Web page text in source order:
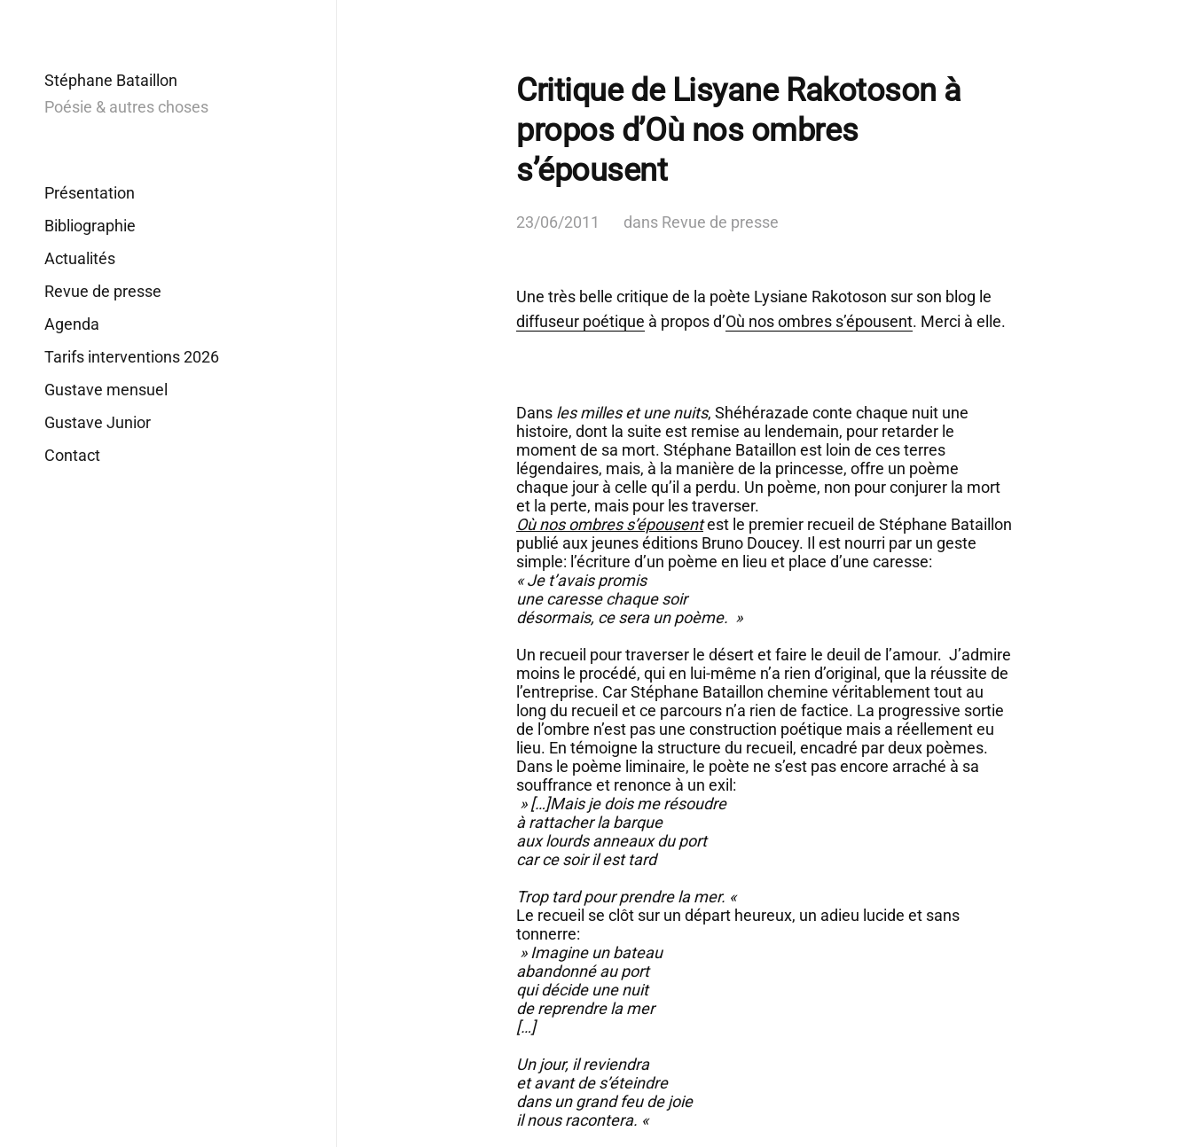
Stéphane Bataillon
Poésie & autres choses
Présentation
Bibliographie
Actualités
Revue de presse
Agenda
Tarifs interventions 2026
Gustave mensuel
Gustave Junior
Contact
Critique de Lisyane Rakotoson à
propos d’Où nos ombres
s’épousent
23/06/2011 dans Revue de presse
Une très belle critique de la poète Lysiane Rakotoson sur son blog le
diffuseur poétique à propos d’Où nos ombres s’épousent. Merci à elle.
Dans les milles et une nuits, Shéhérazade conte chaque nuit une
histoire, dont la suite est remise au lendemain, pour retarder le
moment de sa mort. Stéphane Bataillon est loin de ces terres
légendaires, mais, à la manière de la princesse, offre un poème
chaque jour à celle qu’il a perdu. Un poème, non pour conjurer la mort
et la perte, mais pour les traverser.
Où nos ombres s’épousentest le premier recueil de Stéphane Bataillon
publié aux jeunes éditions Bruno Doucey. Il est nourri par un geste
simple: l’écriture d’un poème en lieu et place d’une caresse:
« Je t’avais promis
une caresse chaque soir
désormais, ce sera un poème. »
Un recueil pour traverser le désert et faire le deuil de l’amour. J’admire
moins le procédé, qui en lui-même n’a rien d’original, que la réussite de
l’entreprise. Car Stéphane Bataillon chemine véritablement tout au
long du recueil et ce parcours n’a rien de factice. La progressive sortie
de l’ombre n’est pas une construction poétique mais a réellement eu
lieu. En témoigne la structure du recueil, encadré par deux poèmes.
Dans le poème liminaire, le poète ne s’est pas encore arraché à sa
souffrance et renonce à un exil:
» […]Mais je dois me résoudre
à rattacher la barque
aux lourds anneaux du port
car ce soir il est tard
Trop tard pour prendre la mer. «
Le recueil se clôt sur un départ heureux, un adieu lucide et sans
tonnerre:
» Imagine un bateau
abandonné au port
qui décide une nuit
de reprendre la mer
[…]
Un jour, il reviendra
et avant de s’éteindre
dans un grand feu de joie
il nous racontera. «